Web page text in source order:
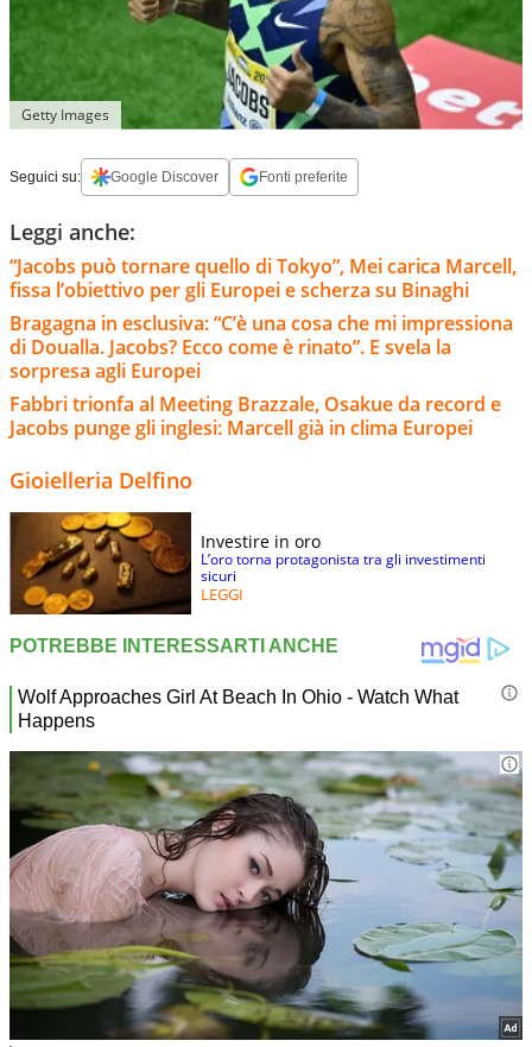
Getty Images
Seguici su: Google Discover Fonti preferite
Leggi anche:
“Jacobs può tornare quello di Tokyo”, Mei carica Marcell,
fissa l’obiettivo per gli Europei e scherza su Binaghi
Bragagna in esclusiva: “C’è una cosa che mi impressiona
di Doualla. Jacobs? Ecco come è rinato”. E svela la
sorpresa agli Europei
Fabbri trionfa al Meeting Brazzale, Osakue da record e
Jacobs punge gli inglesi: Marcell già in clima Europei
Gioielleria Delfino
Investire in oro
L’oro torna protagonista tra gli investimenti
sicuri
LEGGI